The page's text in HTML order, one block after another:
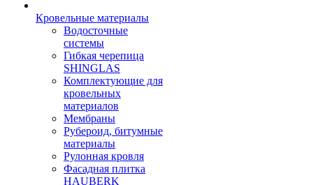
Кровельные материалы
Водосточные
системы
Гибкая черепица
SHINGLAS
Комплектующие для
кровельных
материалов
Мембраны
Рубероид, битумные
материалы
Рулонная кровля
Фасадная плитка
HAUBERK